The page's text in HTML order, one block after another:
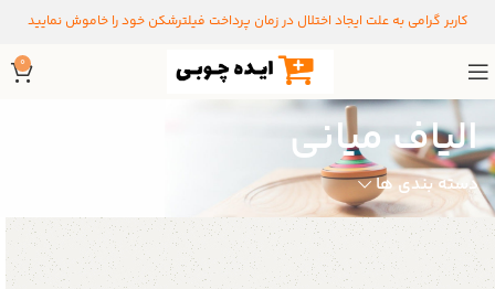
کاربر گرامی به علت ایجاد اختلال در زمان پرداخت فیلترشکن خود را خاموش نمایید
0
الیاف میانی
دسته بندی ها